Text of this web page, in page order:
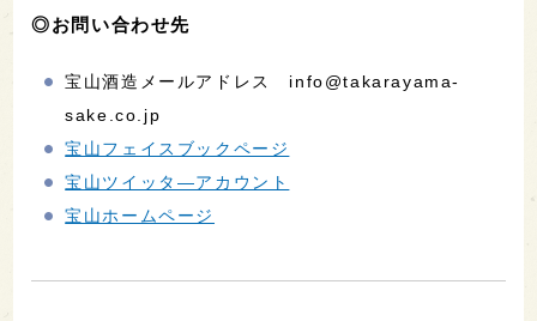
◎お問い合わせ先
宝山酒造メールアドレス info@takarayama-
sake.co.jp
宝山フェイスブックページ
宝山ツイッタ―アカウント
宝山ホームページ